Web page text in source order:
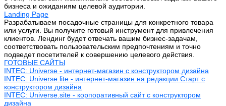
бизнеса и ожиданиям целевой аудитории.
Landing Page
Разрабатываем посадочные страницы для конкретного товара
или услуги. Вы получите готовый инструмент для привлечения
клиентов. Лендинг будет отвечать вашим бизнес-задачам,
соответствовать пользовательским предпочтениям и точно
подведет посетителей к совершению целевого действия.
ГОТОВЫЕ САЙТЫ
INTEC: Universe - интернет-магазин с конструктором дизайна
INTEC: Universe.lite - интернет-магазин на редакции Старт с
конструктором дизайна
INTEC: Universe.site - корпоративный сайт с конструктором
дизайна